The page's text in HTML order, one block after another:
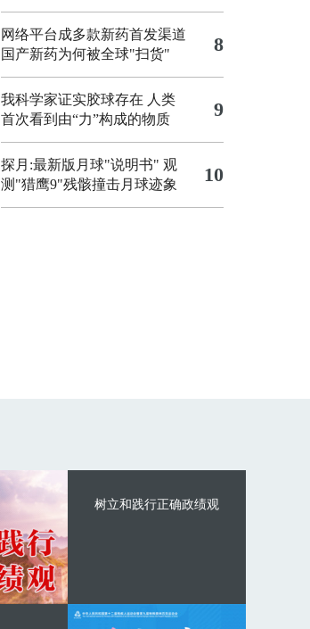
网络平台成多款新药首发渠道
国产新药为何被全球"扫货"
8
我科学家证实胶球存在 人类
首次看到由“力”构成的物质
9
探月:最新版月球"说明书" 观
测"猎鹰9"残骸撞击月球迹象
10
树立和践行正确政绩观